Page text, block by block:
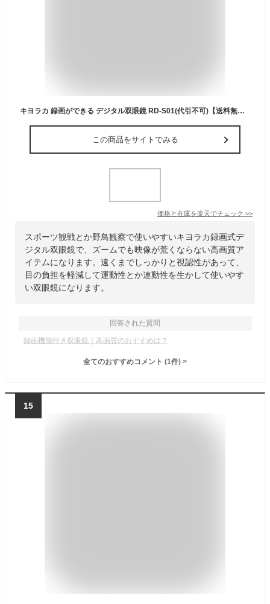
キヨラカ 録画ができる デジタル双眼鏡 RD-S01(代引不可)【送料無料】
この商品をサイトでみる
価格と在庫を楽天でチェック >>
スポーツ観戦とか野鳥観察で使いやすいキヨラカ録画式デ
ジタル双眼鏡で、ズームでも映像が荒くならない高画質ア
イテムになります。遠くまでしっかりと視認性があって、
目の負担を軽減して運動性とか連動性を生かして使いやす
い双眼鏡になります。
回答された質問
録画機能付き双眼鏡｜高画質のおすすめは？
全てのおすすめコメント (1件) >
15